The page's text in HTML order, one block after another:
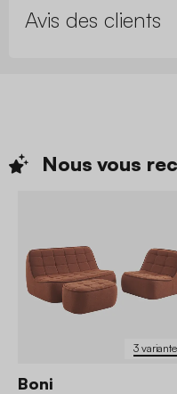
Avis des clients
Nous vous
3
Boni